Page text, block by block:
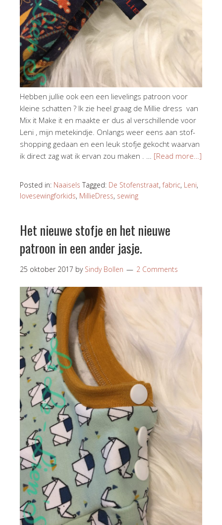
Hebben jullie ook een een lievelings patroon voor
kleine schatten ? Ik zie heel graag de Millie dress van
Mix it Make it en maakte er dus al verschillende voor
Leni , mijn metekindje. Onlangs weer eens aan stof-
shopping gedaan en een leuk stofje gekocht waarvan
ik direct zag wat ik ervan zou maken . … [Read more…]
Posted in: Naaisels Tagged: De Stofenstraat,fabric, Leni,
lovesewingforkids, MillieDress, sewing
Het nieuwe stofje en het nieuwe
patroon in een ander jasje.
25 oktober 2017 by Sindy Bollen 2 Comments